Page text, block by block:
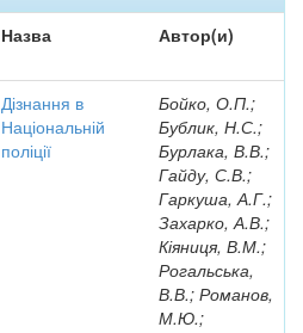
Назва Автор(и)
Дізнання в
Національній
поліції
Бойко, О.П.;
Бублик, Н.С.;
Бурлака, В.В.;
Гайду, С.В.;
Гаркуша, А.Г.;
Захарко, А.В.;
Кіяниця, В.М.;
Рогальська,
В.В.; Романов,
М.Ю.;